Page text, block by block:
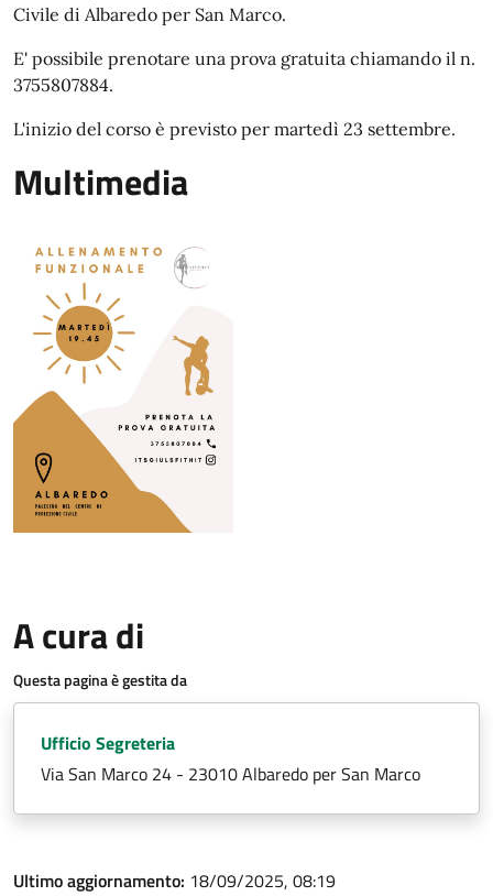
Civile di Albaredo per San Marco.
E' possibile prenotare una prova gratuita chiamando il n.
3755807884.
L'inizio del corso è previsto per martedì 23 settembre.
Multimedia
A cura di
Questa pagina è gestita da
Ufficio Segreteria
Via San Marco 24 - 23010 Albaredo per San Marco
Ultimo aggiornamento: 18/09/2025, 08:19